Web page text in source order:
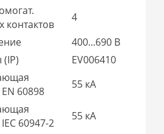
4
400...690 В
EV006410
60898
55 кА
60947-2
55 кА